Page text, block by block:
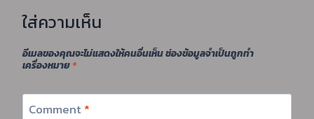
ใส่ความเห็น
อีเมลของคุณจะไม่แสดงให้คนอื่นเห็นช่องข้อมูลจำเป็นถูกทำ
เครื่องหมาย *
Comment *